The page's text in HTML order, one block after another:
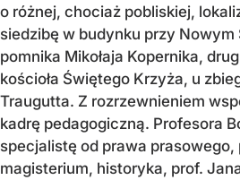
o różnej, chociaż pobliskiej,
siedzibę w budynku przy
pomnika Mikołaja Kopernika,
kościoła Świętego Krzyża, u
Traugutta. Z rozrzewnieniem
kadrę pedagogiczną. Profesora
specjalistę od prawa prasowego,
magisterium, historyka, prof.